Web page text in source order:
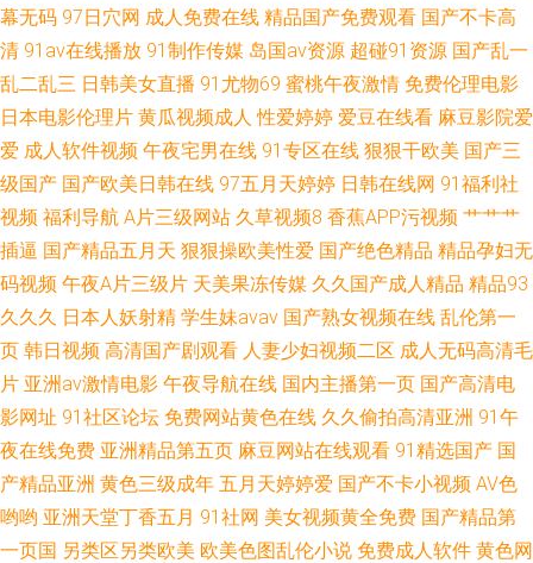
幕无码 97日穴网 成人免费在线 精品国产免费观看 国产不卡高
清 91av在线播放 91制作传媒 岛国av资源 超碰91资源 国产乱一
乱二乱三 日韩美女直播 91尤物69 蜜桃午夜激情 免费伦理电影
日本电影伦理片 黄瓜视频成人 性爱婷婷 爱豆在线看 麻豆影院爱
爱 成人软件视频 午夜宅男在线 91专区在线 狠狠干欧美 国产三
级国产 国产欧美日韩在线 97五月天婷婷 日韩在线网 91福利社
视频 福利导航 A片三级网站 久草视频8 香蕉APP污视频 艹艹艹
插逼 国产精品五月天 狠狠操欧美性爱 国产绝色精品 精品孕妇无
码视频 午夜A片三级片 天美果冻传媒 久久国产成人精品 精品93
久久久 日本人妖射精 学生妹avav 国产熟女视频在线 乱伦第一
页 韩日视频 高清国产剧观看 人妻少妇视频二区 成人无码高清毛
片 亚洲av激情电影 午夜导航在线 国内主播第一页 国产高清电
影网址 91社区论坛 免费网站黄色在线 久久偷拍高清亚洲 91午
夜在线免费 亚洲精品第五页 麻豆网站在线观看 91精选国产 国
产精品亚洲 黄色三级成年 五月天婷婷爱 国产不卡小视频 AV色
哟哟 亚洲天堂丁香五月 91社网 美女视频黄全免费 国产精品第
一页国 另类区另类欧美 欧美色图乱伦小说 免费成人软件 黄色网